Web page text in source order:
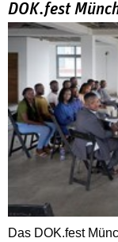
DOK.fest
Das DOK.fest